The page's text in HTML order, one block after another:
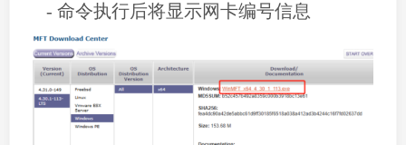
- 命令执行后将显示网卡编号信息